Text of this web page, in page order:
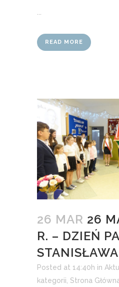
READ MORE
26 MAR 26
R. – DZIEŃ
Posted at 14:40h in
kategorii, Strona